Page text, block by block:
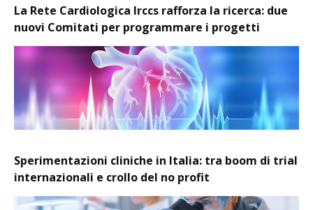
La Rete Cardiologica Irccs rafforza la ricerca: due
nuovi Comitati per programmare i progetti
Sperimentazioni cliniche in Italia: tra boom di trial
internazionali e crollo del no profit